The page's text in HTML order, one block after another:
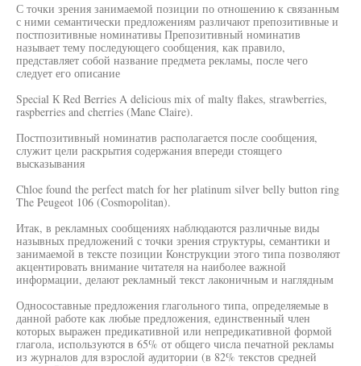
С точки зрения занимаемой позиции по отношению к связанным
с ними семантически предложениям различают препозитивные и
постпозитивные номинативы Препозитивный номинатив
называет тему последующего сообщения, как правило,
представляет собой название предмета рекламы, после чего
следует его описание
Special К Red Berries A delicious mix of malty flakes, strawberries,
raspberries and cherries (Mane Claire).
Постпозитивный номинатив располагается после сообщения,
служит цели раскрытия содержания впереди стоящего
высказывания
Chloe found the perfect match for her platinum silver belly button ring
The Peugeot 106 (Cosmopolitan).
Итак, в рекламных сообщениях наблюдаются различные виды
назывных предложений с точки зрения структуры, семантики и
занимаемой в тексте позиции Конструкции этого типа позволяют
акцентировать внимание читателя на наиболее важной
информации, делают рекламный текст лаконичным и наглядным
Односоставные предложения глагольного типа, определяемые в
данной работе как любые предложения, единственный член
которых выражен предикативной или непредикативной формой
глагола, используются в 65% от общего числа печатной рекламы
из журналов для взрослой аудитории (в 82% текстов средней